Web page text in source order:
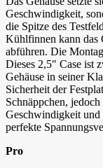
Geschwindigkeit,
die Spitze des
Kühlfinnen kann das
abführen. Die
Dieses 2,5″ Case ist
Gehäuse in seiner
Sicherheit der
Schnäppchen,
Geschwindigkeit und
perfekte
Pro